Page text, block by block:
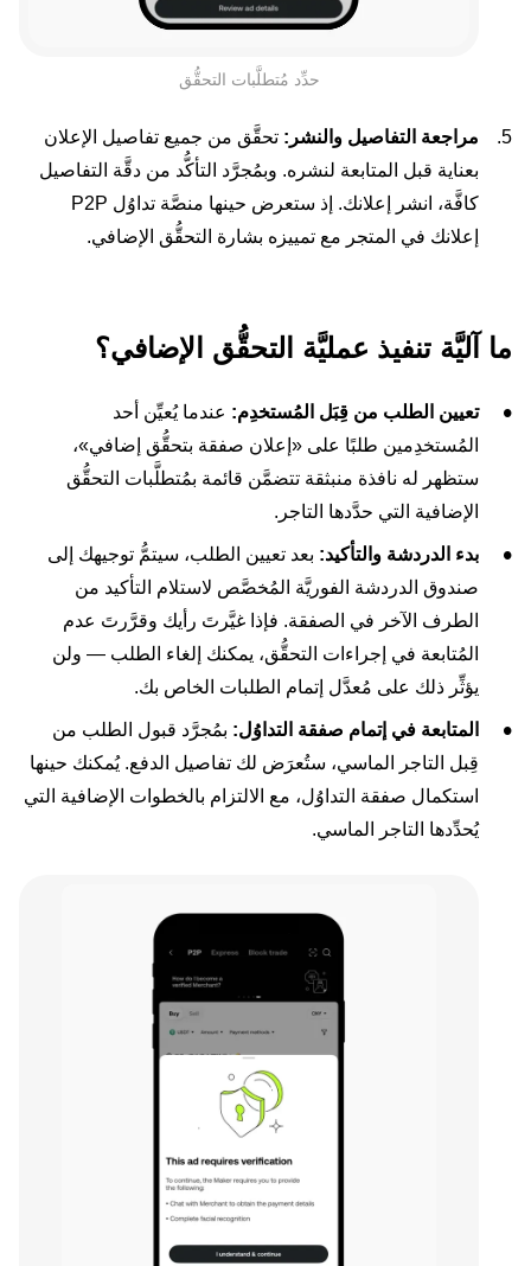
حدِّد مُتطلَّبات التحقُّق
مراجعة التفاصيل والنشر: تحقَّق من جميع تفاصيل الإعلان
بعناية قبل المتابعة لنشره. وبمُجرَّد التأكُّد من دقَّة التفاصيل
كافَّة، انشر إعلانك. إذ ستعرض حينها منصَّة تداوُل P2P
إعلانك في المتجر مع تمييزه بشارة التحقُّق الإضافي.
ما آليَّة تنفيذ عمليَّة التحقُّق الإضافي؟
تعيين الطلب من قِبَل المُستخدِم: عندما يُعيِّن أحد
المُستخدِمين طلبًا على «إعلان صفقة بتحقُّق إضافي»،
ستظهر له نافذة منبثقة تتضمَّن قائمة بمُتطلَّبات التحقُّق
الإضافية التي حدَّدها التاجر.
بدء الدردشة والتأكيد: بعد تعيين الطلب، سيتمُّ توجيهك إلى
صندوق الدردشة الفوريَّة المُخصَّص لاستلام التأكيد من
الطرف الآخر في الصفقة. فإذا غيَّرتَ رأيك وقرَّرتَ عدم
المُتابعة في إجراءات التحقُّق، يمكنك إلغاء الطلب — ولن
يؤثِّر ذلك على مُعدَّل إتمام الطلبات الخاص بك.
المتابعة في إتمام صفقة التداوُل: بمُجرَّد قبول الطلب من
قِبل التاجر الماسي، ستُعرَض لك تفاصيل الدفع. يُمكنك حينها
استكمال صفقة التداوُل، مع الالتزام بالخطوات الإضافية التي
يُحدِّدها التاجر الماسي.